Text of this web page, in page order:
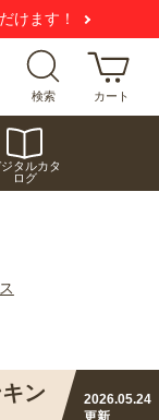
けます！
検索 カート
タルカタ
ログ
ン
2026.05.24
更新